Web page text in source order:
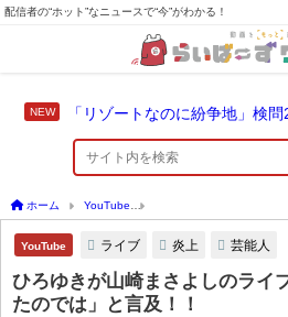
配信者の“ホット”なニュースで“今”がわかる！
「リゾートなのに紛争地」検
ホーム YouTube
YouTube ライブ 炎上 芸能人
ひろゆきが山崎まさよしのライ
たのでは」と言及！！